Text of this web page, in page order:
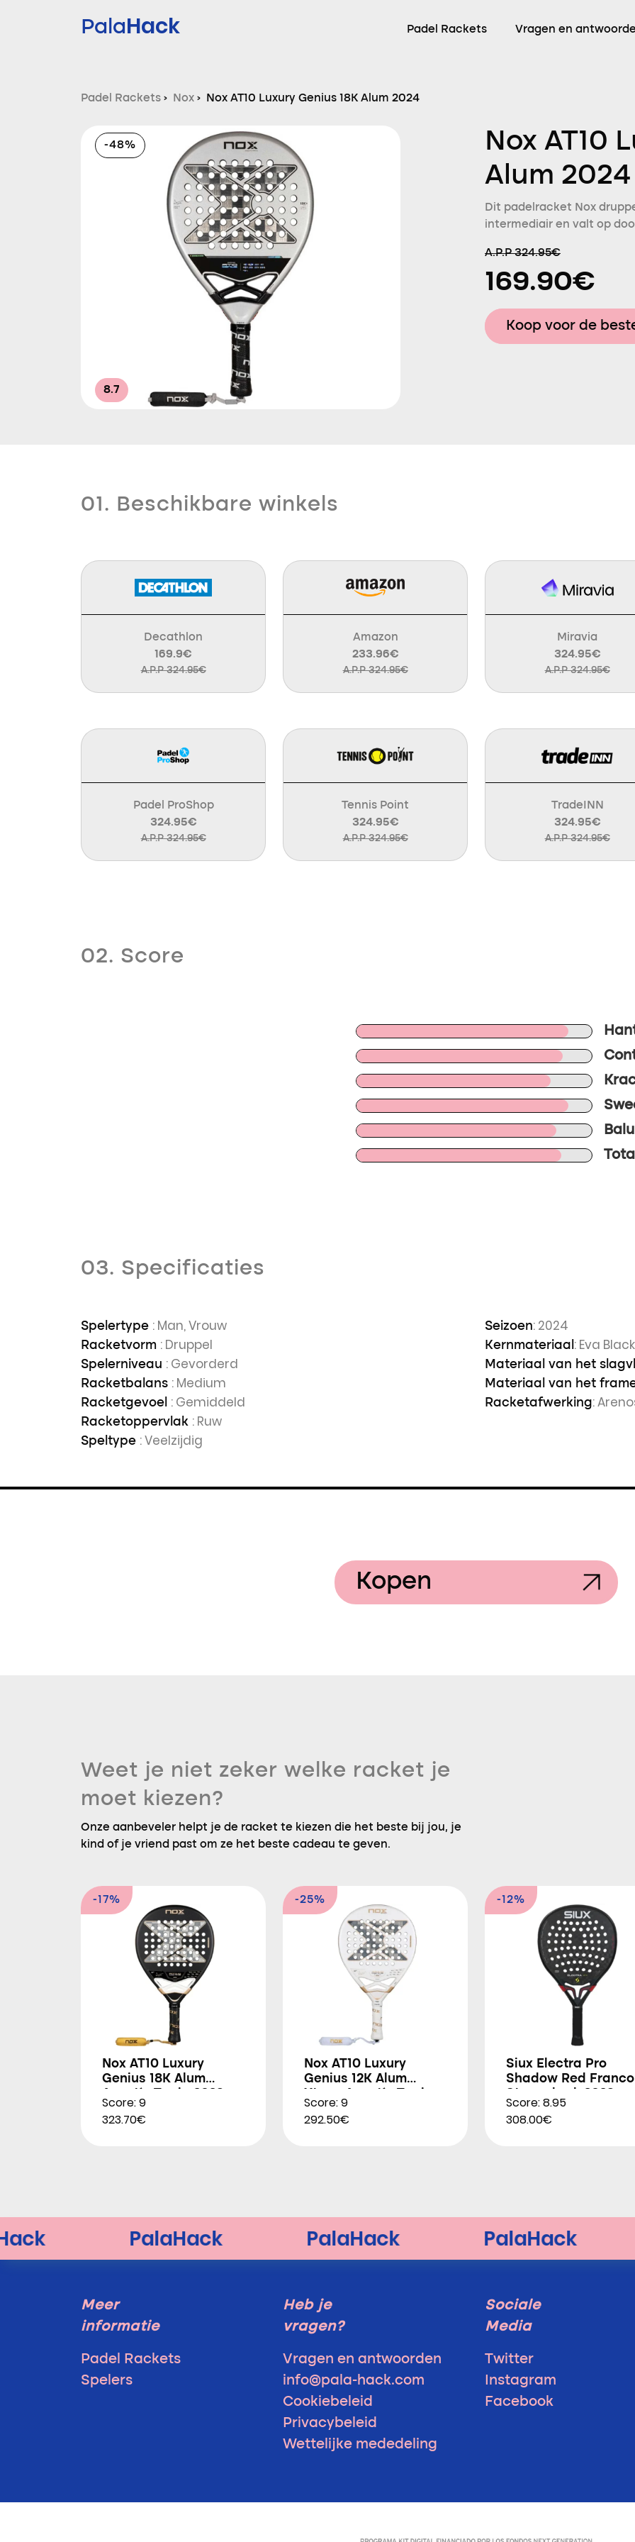
PalaHack Padel Rackets Vragen en
Padel Rackets › Nox › Nox AT10 Luxury Genius 18K Alum 2024
-48%
8.7
Nox AT10
Alum 2024
Dit padelracket Nox
intermediair en valt op
A.P.P 324.95€
169.90€
Koop voor de
01. Beschikbare winkels
Decathlon
169.9€
A.P.P 324.95€
Amazon
233.96€
A.P.P 324.95€
Miravia
324.95€
A.P.P 324.95€
Padel ProShop
324.95€
A.P.P 324.95€
Tennis Point
324.95€
A.P.P 324.95€
TradeINN
324.95€
A.P.P 324.95€
02. Score
03. Specificaties
Spelertype : Man, Vrouw
Racketvorm : Druppel
Spelerniveau : Gevorderd
Racketbalans : Medium
Racketgevoel : Gemiddeld
Racketoppervlak : Ruw
Speltype : Veelzijdig
Seizoen: 2024
Kernmateriaal : Eva
Materiaal van het
Materiaal van het
Racketafwerking:
Kopen
Weet je niet zeker welke racket je
moet kiezen?
Onze aanbeveler helpt je de racket te kiezen die het beste bij jou, je
kind of je vriend past om ze het beste cadeau te geven.
-17%
Nox AT10 Luxury
Genius 18K Alum
Score: 9
323.70€
-25%
Nox AT10 Luxury
Genius 12K Alum
2026
Score: 9
292.50€
-12%
Siux Electra Pro
Shadow Red Franco
Score: 8.95
308.00€
Meer
informatie
Padel Rackets
Spelers
Heb je
vragen?
Vragen en antwoorden
info@pala-hack.com
Cookiebeleid
Privacybeleid
Wettelijke mededeling
Sociale
Media
Twitter
Instagram
Facebook